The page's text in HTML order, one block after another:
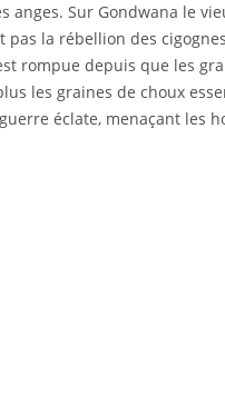
anges. Sur Gondwana le
pas la rébellion des
rompue depuis que les
les graines de choux
éclate, menaçant les